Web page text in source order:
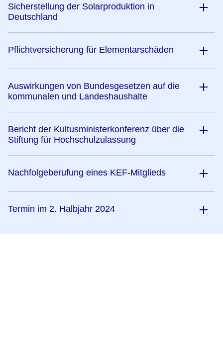
Sicherstellung der Solarproduktion in
Deutschland
Pflichtversicherung für Elementarschäden
Auswirkungen von Bundesgesetzen auf die
kommunalen und Landeshaushalte
Bericht der Kultusministerkonferenz über die
Stiftung für Hochschulzulassung
Nachfolgeberufung eines KEF-Mitglieds
Termin im 2. Halbjahr 2024